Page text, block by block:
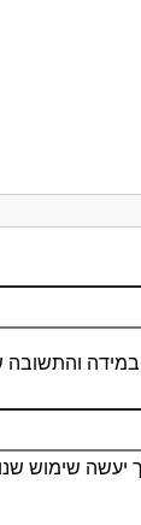
במידה והתשובה
יעשה שימוש